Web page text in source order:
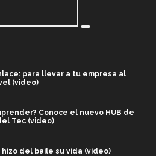
para llevar a tu empresa al
(video)
Conoce el nuevo HUB de
Tec (video)
hizo del baile su vida (video)